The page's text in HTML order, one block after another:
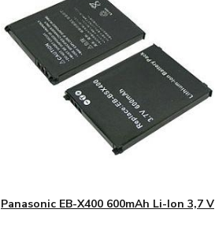
Panasonic EB-X400 600mAh Li-Ion 3,7 V